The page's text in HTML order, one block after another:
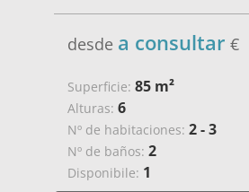
desde a consultar €
Superficie: 85 m²
Alturas: 6
Nº de habitaciones: 2 - 3
Nº de baños: 2
Disponibile: 1